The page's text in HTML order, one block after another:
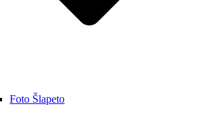
Foto Šlapeto